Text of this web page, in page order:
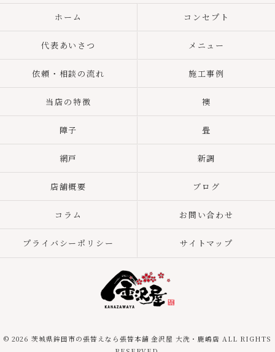
ホーム コンセプト
代表あいさつ メニュー
依頼・相談の流れ 施工事例
当店の特徴 襖
障子 畳
網戸 新調
店舗概要 ブログ
コラム お問い合わせ
プライバシーポリシー サイトマップ
© 2026 茨城県鉾田市の張替えなら張替本舗 金沢屋 大洗・鹿嶋店 ALL RIGHTS